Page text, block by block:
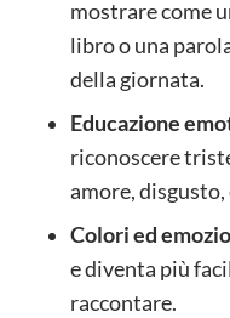
mostrare come
libro o una
della giornata.
Educazione
riconoscere
amore,
Colori ed
e diventa più
raccontare.